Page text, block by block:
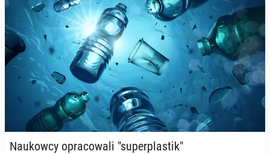
Górskie i ark­tycz­ne mikroby mogą trawić plastik na
zimno
Na­ukow­cy opra­co­wa­li "su­per­pla­stik"